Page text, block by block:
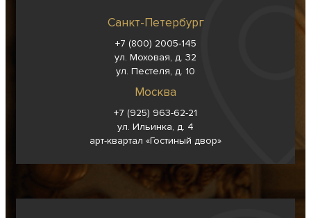
Санкт-Петербург
+7 (800) 2005-145
ул. Моховая, д. 32
ул. Пестеля, д. 10
Москва
+7 (925) 963-62-21
ул. Ильинка, д. 4
арт-квартал «Гостиный двор»